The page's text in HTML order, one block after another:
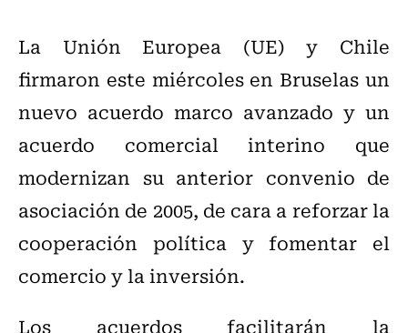
La Unión Europea (UE) y Chile
firmaron este miércoles en Bruselas un
nuevo acuerdo marco avanzado y un
acuerdo comercial interino que
modernizan su anterior convenio de
asociación de 2005, de cara a reforzar la
cooperación política y fomentar el
comercio y la inversión.
Los acuerdos facilitarán la